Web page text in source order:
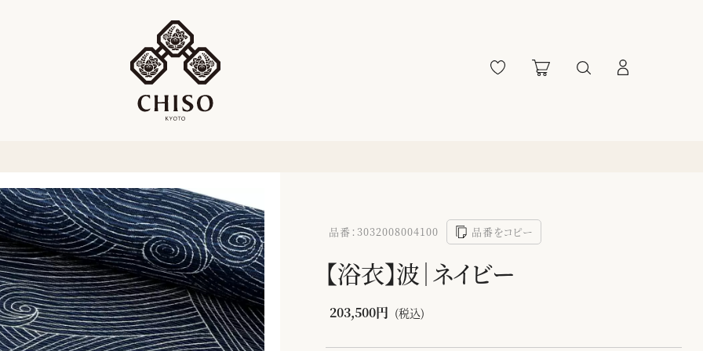
品番：3032008004100 品番をコピー
【浴衣】波｜ネイビー
203,500円 (税込)